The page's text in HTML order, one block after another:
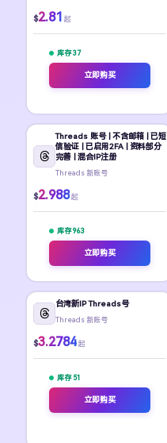
$2.81 起
库存 37
立即购买
Threads 账号 | 不含邮箱 | 已短
信验证 | 已启用2FA | 资料部分
完善 | 混合IP注册
Threads 新账号
$2.988 起
库存 963
立即购买
台湾新IP Threads号
Threads 新账号
$3.2784 起
库存 51
立即购买